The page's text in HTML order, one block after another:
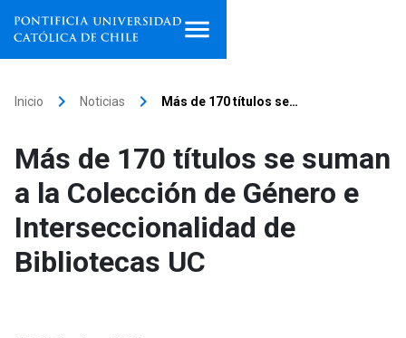
Facultades, escuelas e
institutos
Investigación
Inicio keyboard_arrow_right Noticias keyboard_arrow_right Más de 170 títulos se…
Más de 170 títulos se suman
a la Colección de Género e
Interseccionalidad de
Bibliotecas UC